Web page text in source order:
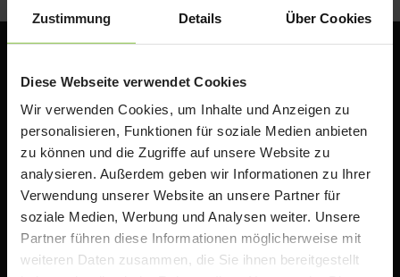
Zustimmung Details Über Cookies
Diese Webseite verwendet Cookies
Wir verwenden Cookies, um Inhalte und Anzeigen zu
personalisieren, Funktionen für soziale Medien anbieten
zu können und die Zugriffe auf unsere Website zu
analysieren. Außerdem geben wir Informationen zu Ihrer
Verwendung unserer Website an unsere Partner für
soziale Medien, Werbung und Analysen weiter. Unsere
Partner führen diese Informationen möglicherweise mit
weiteren Daten zusammen, die Sie ihnen bereitgestellt
ACS Group GmbH
Otto-Hahn-Str. 38a
85521 Ottobrunn / Riemerling